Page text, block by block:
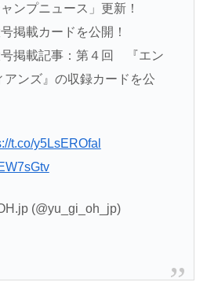
ンプニュース」更新！
掲載カードを公開！
掲載記事：第４回 『エン
アンズ』の収録カードを公
t.co/y5LsEROfal
(@yu_gi_oh_jp)